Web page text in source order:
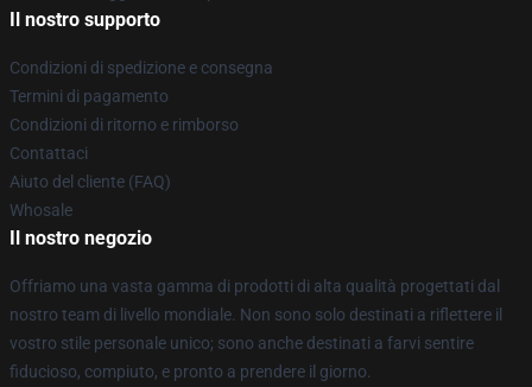
Il nostro supporto
Condizioni di spedizione e consegna
Termini di pagamento
Condizioni di ritorno e rimborso
Contattaci
Aiuto del cliente (FAQ)
Whosale
Il nostro negozio
Offriamo una vasta gamma di prodotti di alta qualità progettati dal
nostro team di livello mondiale. Non sono solo destinati a riflettere il
vostro stile personale unico; sono anche destinati a farvi sentire
fiducioso, compiuto, e pronto a prendere il giorno.